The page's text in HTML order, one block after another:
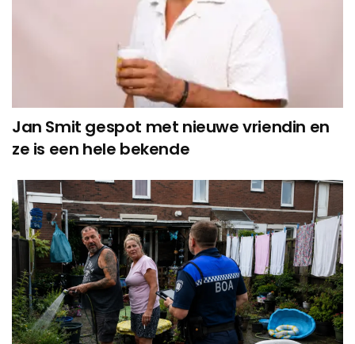
Jan Smit gespot met nieuwe vriendin en
ze is een hele bekende